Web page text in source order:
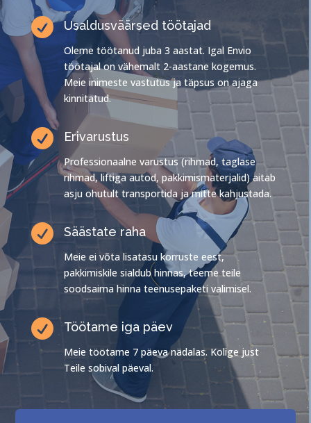
 Usaldusväärsed töötajad
Oleme töötanud juba 3 aastat. Igal Envio
töötajal on vähemalt 2-aastane kogemus.
Meie inimeste vastutus ja täpsus on ajaga
kinnitatud.
 Erivarustus
Professionaalne varustus (rihmad, taglase
rihmad, liftiga autod, pakkimismaterjalid) aitab
asju ohutult transportida ja mitte kahjustada.
 Säästate raha
Meie ei võta lisatasu korruste eest,
pakkimiskile sialdub hinnas, teeme teile
soodsaima hinna teenusepaketi valimisel.
 Töötame iga päev
Meie töötame 7 päeva nädalas. Kolige just
Teile sobival päeval.